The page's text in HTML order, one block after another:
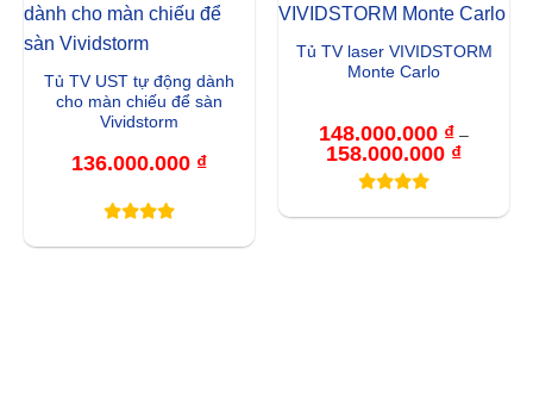
Tủ TV UST tự động dành
cho màn chiếu để sàn
Vividstorm
136.000.000 ₫
Tủ TV laser VIVIDSTORM
Monte Carlo
148.000.000 ₫ –
158.000.000 ₫Khoảng
đến